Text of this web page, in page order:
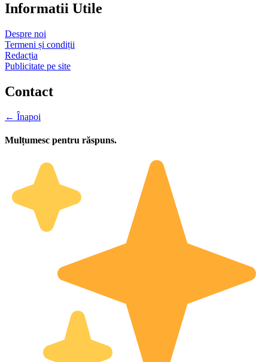
Informatii Utile
Despre noi
Termeni și condiții
Redacția
Publicitate pe site
Contact
← Înapoi
Mulțumesc pentru răspuns.